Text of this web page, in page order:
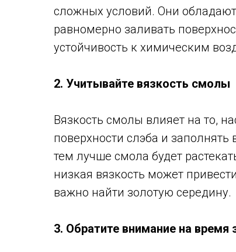
сложных условий. Они
равномерно заливать
устойчивость к химическим
2. Учитывайте вязкость смолы
Вязкость смолы влияет на то,
поверхности слэба и
тем лучше смола будет
низкая вязкость может
важно найти золотую середину.
3. Обратите внимание на